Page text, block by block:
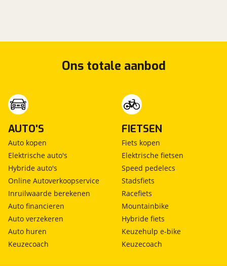
Ons totale aanbod
AUTO'S
Auto kopen
Elektrische auto's
Hybride auto's
Online Autoverkoopservice
Inruilwaarde berekenen
Auto financieren
Auto verzekeren
Auto huren
Keuzecoach
FIETSEN
Fiets kopen
Elektrische fietsen
Speed pedelecs
Stadsfiets
Racefiets
Mountainbike
Hybride fiets
Keuzehulp e-bike
Keuzecoach